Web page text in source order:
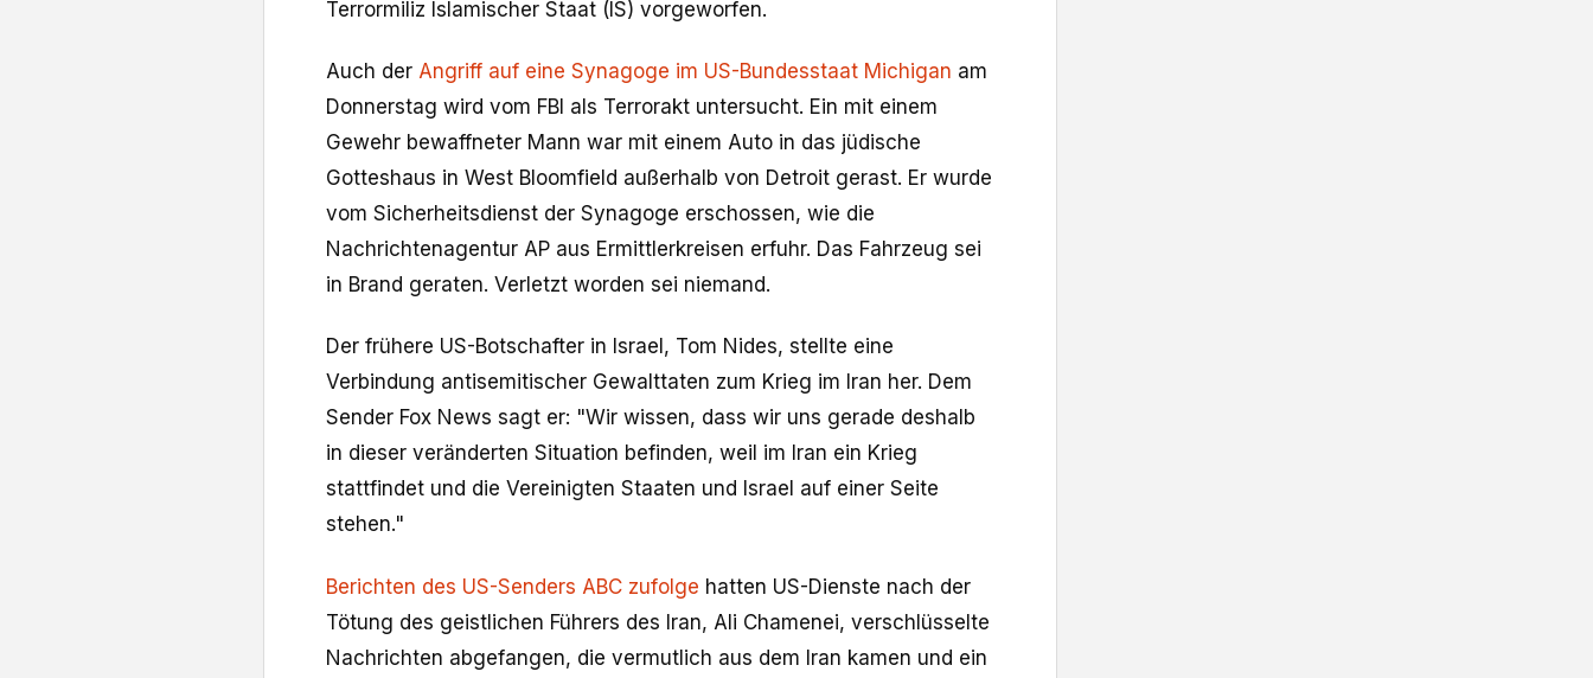
Terrormiliz Islamischer Staat (IS) vorgeworfen.
Auch der Angriff auf eine Synagoge im US-Bundesstaat Michigan am
Donnerstag wird vom FBI als Terrorakt untersucht. Ein mit einem
Gewehr bewaffneter Mann war mit einem Auto in das jüdische
Gotteshaus in West Bloomfield außerhalb von Detroit gerast. Er wurde
vom Sicherheitsdienst der Synagoge erschossen, wie die
Nachrichtenagentur AP aus Ermittlerkreisen erfuhr. Das Fahrzeug sei
in Brand geraten. Verletzt worden sei niemand.
Der frühere US-Botschafter in Israel, Tom Nides, stellte eine
Verbindung antisemitischer Gewalttaten zum Krieg im Iran her. Dem
Sender Fox News sagt er: "Wir wissen, dass wir uns gerade deshalb
in dieser veränderten Situation befinden, weil im Iran ein Krieg
stattfindet und die Vereinigten Staaten und Israel auf einer Seite
stehen."
Berichten des US-Senders ABC zufolge hatten US-Dienste nach der
Tötung des geistlichen Führers des Iran, Ali Chamenei, verschlüsselte
Nachrichten abgefangen, die vermutlich aus dem Iran kamen und ein